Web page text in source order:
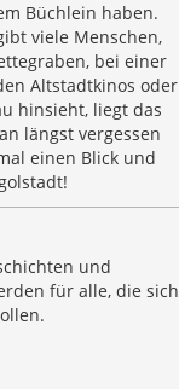
Büchlein haben.
viele Menschen,
bei einer
Altstadtkinos oder
hinsieht, liegt das
längst vergessen
einen Blick und
und
für alle, die sich